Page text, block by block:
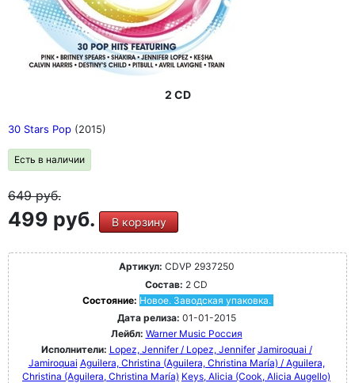
2 CD
30 Stars Pop (2015)
Есть в наличии
649руб.
499 руб. В корзину
Артикул: CDVP 2937250
Состав: 2 CD
Состояние: Новое. Заводская упаковка.
Дата релиза: 01-01-2015
Лейбл: Warner Music Россия
Исполнители: Lopez, Jennifer / Lopez, Jennifer Jamiroquai /
Jamiroquai Aguilera, Christina (Aguilera, Christina María) / Aguilera,
Christina (Aguilera, Christina María) Keys, Alicia (Cook, Alicia Augello)